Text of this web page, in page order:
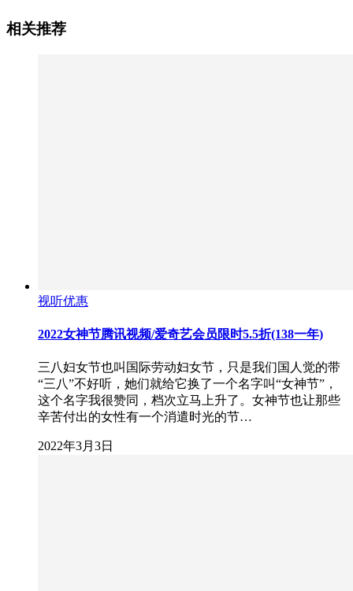
相关推荐
视听优惠
2022女神节腾讯视频/爱奇艺会员限时5.5折(138一年)
三八妇女节也叫国际劳动妇女节，只是我们国人觉的带
“三八”不好听，她们就给它换了一个名字叫“女神节”，
这个名字我很赞同，档次立马上升了。女神节也让那些
辛苦付出的女性有一个消遣时光的节…
2022年3月3日